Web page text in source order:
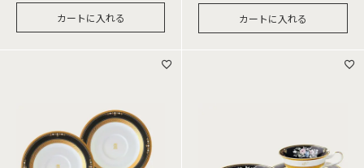
カートに入れる カートに入れる